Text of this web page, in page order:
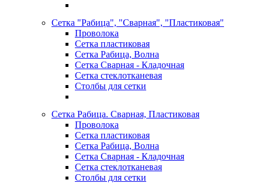
Сетка "Рабица", "Сварная", "Пластиковая"
Проволока
Сетка пластиковая
Сетка Рабица, Волна
Сетка Сварная - Кладочная
Сетка стеклотканевая
Столбы для сетки
Сетка Рабица. Сварная, Пластиковая
Проволока
Сетка пластиковая
Сетка Рабица, Волна
Сетка Сварная - Кладочная
Сетка стеклотканевая
Столбы для сетки